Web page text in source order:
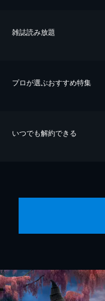
雑誌読み放題
プロが選ぶおすすめ特集
いつでも解約できる